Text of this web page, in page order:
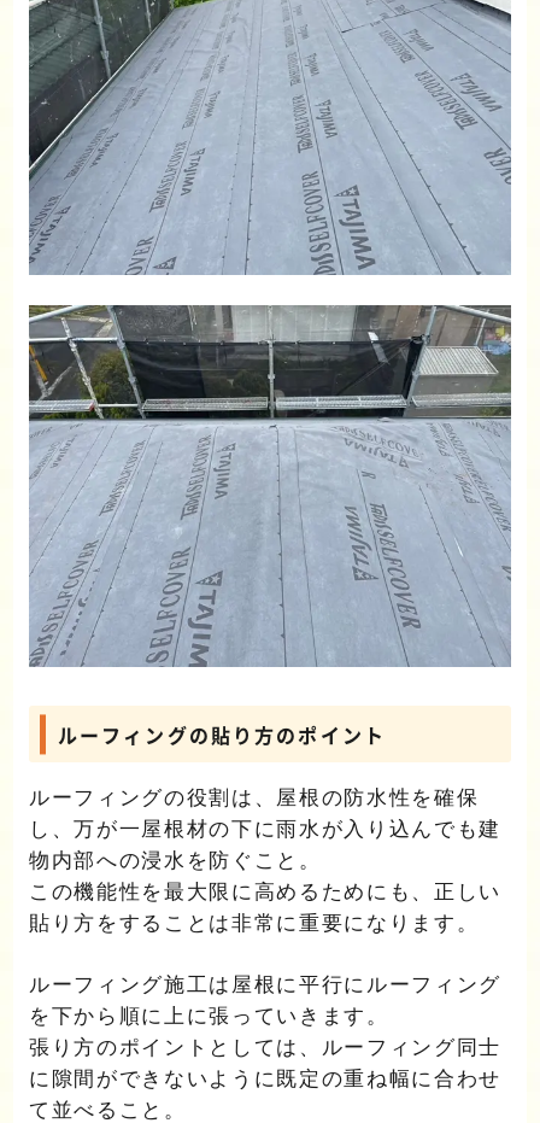
ルーフィングの貼り方のポイント
ルーフィングの役割は、屋根の防水性を確保
し、万が一屋根材の下に雨水が入り込んでも建
物内部への浸水を防ぐこと。
この機能性を最大限に高めるためにも、正しい
貼り方をすることは非常に重要になります。
ルーフィング施工は屋根に平行にルーフィング
を下から順に上に張っていきます。
張り方のポイントとしては、ルーフィング同士
に隙間ができないように既定の重ね幅に合わせ
て並べること。